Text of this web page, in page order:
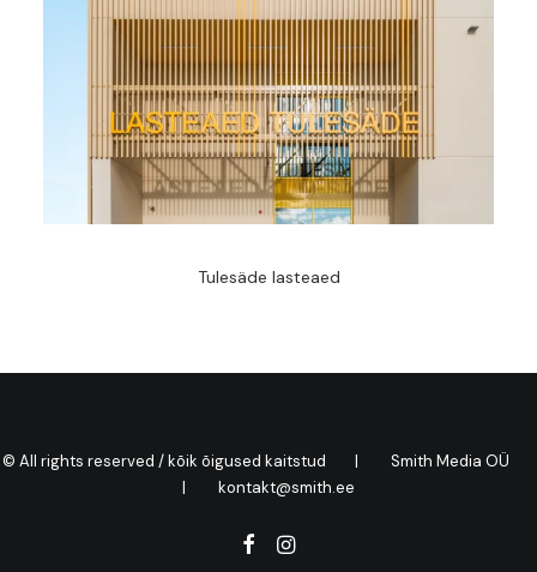
Tulesäde lasteaed
© All rights reserved / kõik õigused kaitstud | Smith Media OÜ
| kontakt@smith.ee